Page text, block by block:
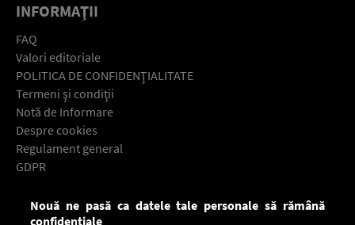
INFORMAŢII
FAQ
Valori editoriale
POLITICA DE CONFIDENŢIALITATE
Termeni şi condiţii
Notă de Informare
Despre cookies
Regulament general
GDPR
Descarcă gratuit aplicaţia Europa FM pentru smartphone:
Nouă ne pasă ca datele tale personale să rămână
confidențiale